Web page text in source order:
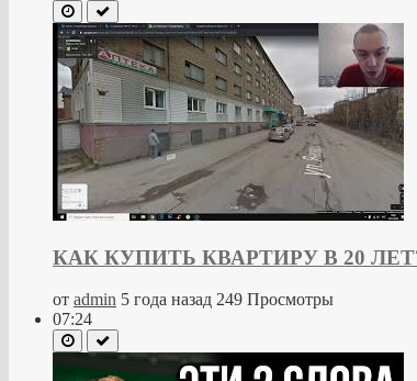
КАК КУПИТЬ КВАРТИРУ В 20
от admin 5 года назад 249 Просмотры
07:24